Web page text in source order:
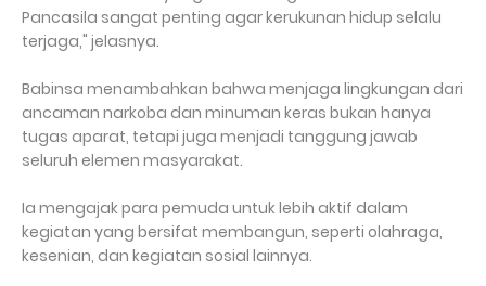
Pancasila sangat penting agar kerukunan hidup selalu
terjaga," jelasnya.
Babinsa menambahkan bahwa menjaga lingkungan dari
ancaman narkoba dan minuman keras bukan hanya
tugas aparat, tetapi juga menjadi tanggung jawab
seluruh elemen masyarakat.
Ia mengajak para pemuda untuk lebih aktif dalam
kegiatan yang bersifat membangun, seperti olahraga,
kesenian, dan kegiatan sosial lainnya.